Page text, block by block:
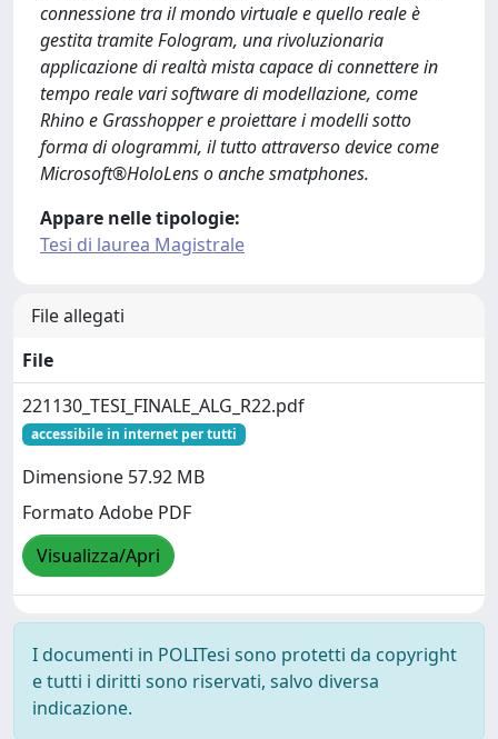
connessione tra il mondo virtuale e quello reale è
gestita tramite Fologram, una rivoluzionaria
applicazione di realtà mista capace di connettere in
tempo reale vari software di modellazione, come
Rhino e Grasshopper e proiettare i modelli sotto
forma di ologrammi, il tutto attraverso device come
Microsoft®HoloLens o anche smatphones.
Appare nelle tipologie:
Tesi di laurea Magistrale
File allegati
File
221130_TESI_FINALE_ALG_R22.pdf
accessibile in internet per tutti
Dimensione 57.92 MB
Formato Adobe PDF
Visualizza/Apri
I documenti in POLITesi sono protetti da copyright
e tutti i diritti sono riservati, salvo diversa
indicazione.